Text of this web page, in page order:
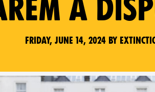
A
Friday, June 14, 2024 by